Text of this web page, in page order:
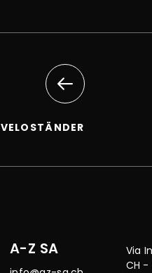
VELOSTÄNDER
A-Z SA
Via
CH -